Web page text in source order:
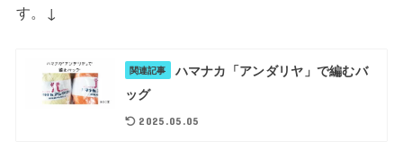
す。↓
関連記事
ハマナカ「アンダリヤ」で編むバ
ッグ
2025.05.05